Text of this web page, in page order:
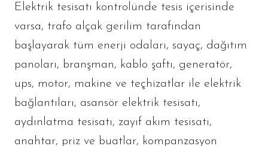
Elektrik tesisatı kontrolünde tesis içerisinde
varsa, trafo alçak gerilim tarafından
başlayarak tüm enerji odaları, sayaç, dağıtım
panoları, branşman, kablo şaftı, generatör,
ups, motor, makine ve teçhizatlar ile elektrik
bağlantıları, asansör elektrik tesisatı,
aydınlatma tesisatı, zayıf akım tesisatı,
anahtar, priz ve buatlar, kompanzasyon